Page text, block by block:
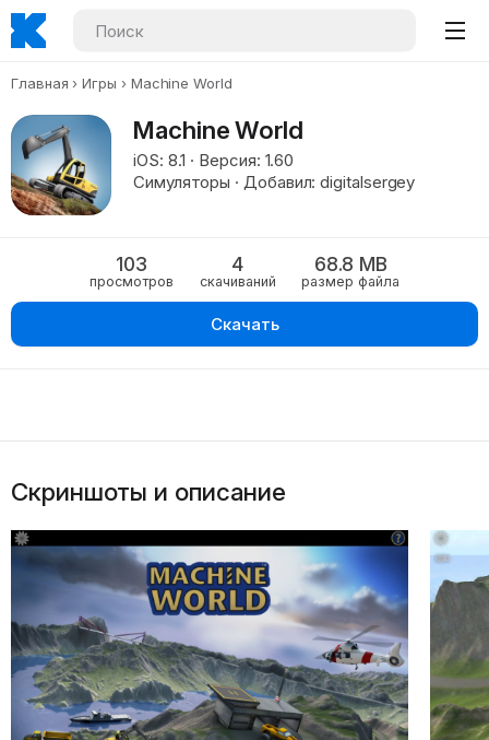
Главная Игры Machine World
Machine World
iOS: 8.1 · Версия: 1.60
Симуляторы · Добавил: digitalsergey
103
просмотров
4
скачиваний
68.8 MB
размер файла
Скачать
Скриншоты и описание